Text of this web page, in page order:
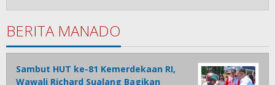
BERITA MANADO
Sambut HUT ke-81 Kemerdekaan RI,
Wawali Richard Sualang Bagikan